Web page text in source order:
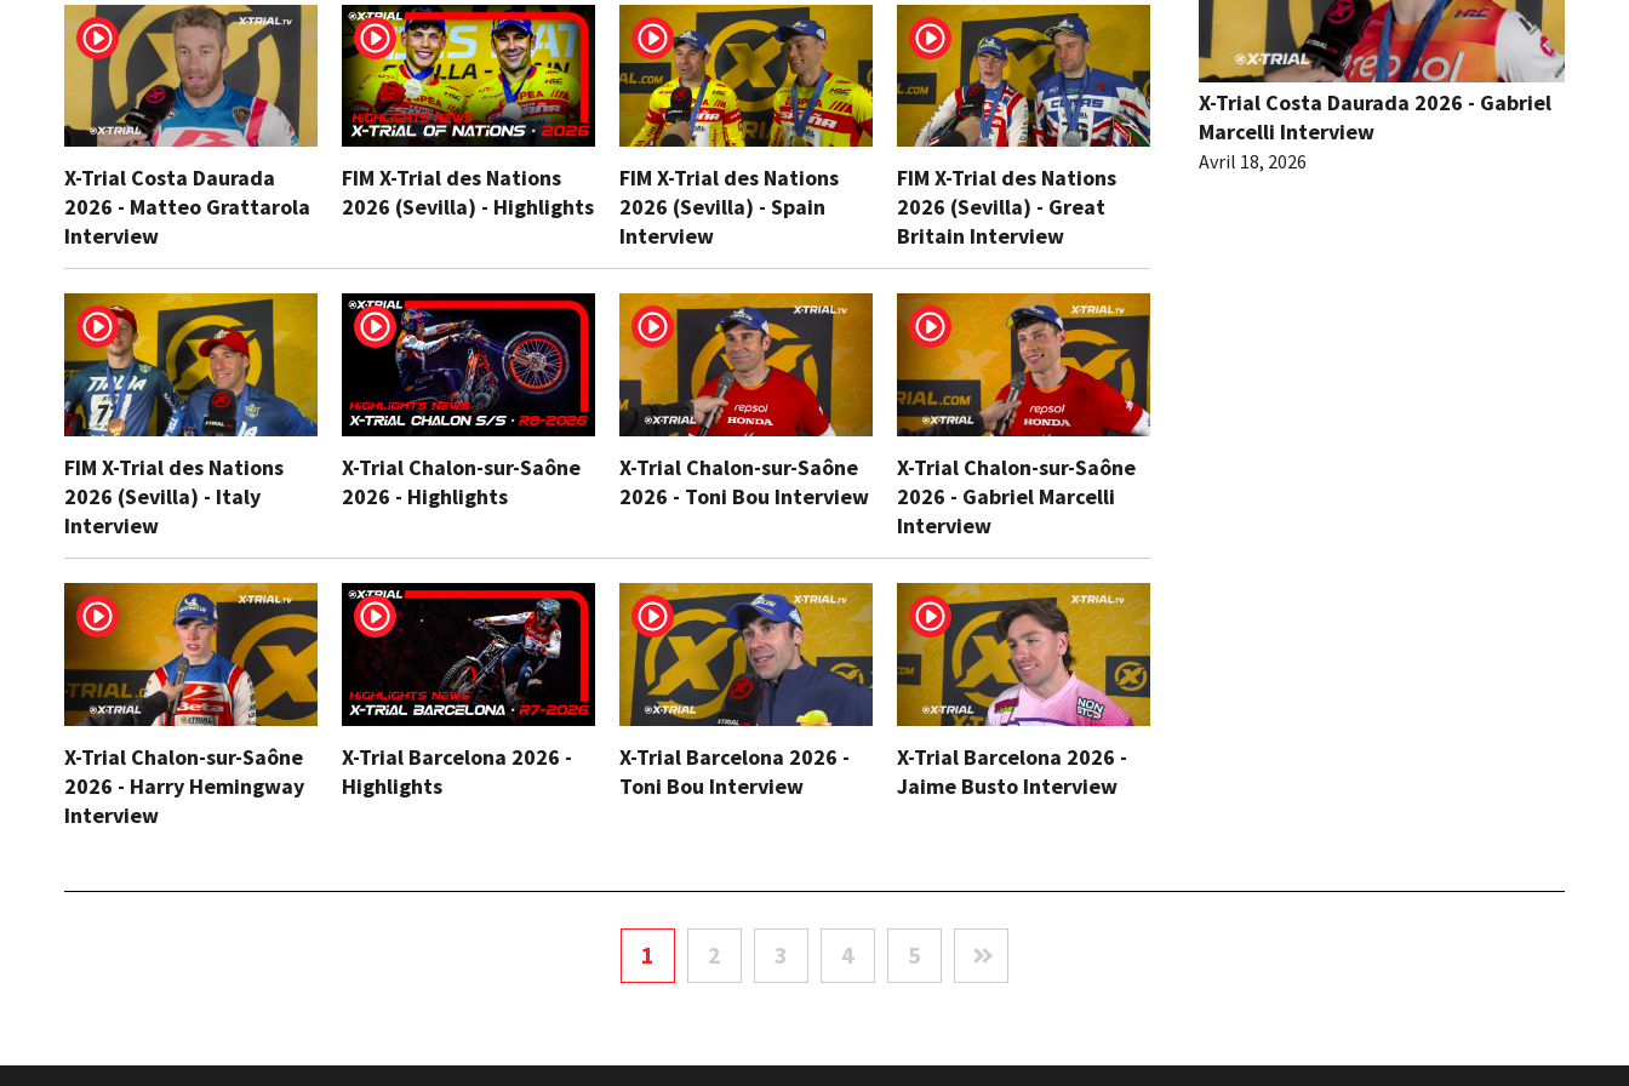
X-Trial Costa Daurada 2026 - Gabriel
Marcelli Interview
Avril 18, 2026
X-Trial Costa Daurada
2026 - Matteo Grattarola
Interview
FIM X-Trial des Nations
2026 (Sevilla) - Highlights
FIM X-Trial des Nations
2026 (Sevilla) - Spain
Interview
FIM X-Trial des Nations
2026 (Sevilla) - Great
Britain Interview
FIM X-Trial des Nations
2026 (Sevilla) - Italy
Interview
X-Trial Chalon-sur-Saône
2026 - Highlights
X-Trial Chalon-sur-Saône
2026 - Toni Bou Interview
X-Trial Chalon-sur-Saône
2026 - Gabriel Marcelli
Interview
X-Trial Chalon-sur-Saône
2026 - Harry Hemingway
Interview
X-Trial Barcelona 2026 -
Highlights
X-Trial Barcelona 2026 -
Toni Bou Interview
X-Trial Barcelona 2026 -
Jaime Busto Interview
1 2 3 4 5